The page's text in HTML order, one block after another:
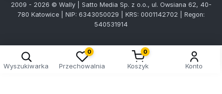
2009 - 2026 © Wally | Satto Media Sp. z o.o., ul. Owsiana 62, 40-
780 Katowice | NIP: 6343050029 | KRS: 0001142702 | Regon:
540531914
Wyszukiwarka
0
Przechowalnia
0
Koszyk Konto